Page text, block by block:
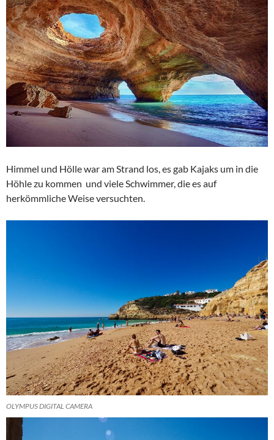
Himmel und Hölle war am Strand los, es gab Kajaks um in die
Höhle zu kommen und viele Schwimmer, die es auf
herkömmliche Weise versuchten.
OLYMPUS DIGITAL CAMERA